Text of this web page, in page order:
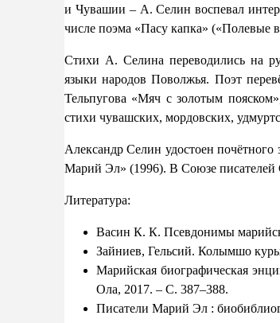
и Чувашии – А. Селин воспевал
числе поэма «Пасу капка» («Полевые
Стихи А. Селина переводились на
языки народов Поволжья. Поэт
Тельпугова «Мяч с золотым
стихи чувашских, мордовских,
Александр Селин удостоен
Марий Эл» (1996). В Союзе писателей
Литература:
Васин К. К. Псевдонимы
Зайниев, Гельсий. Колымшо
Марийская биографическая
Ола, 2017. – С. 387–388.
Писатели Марий Эл :